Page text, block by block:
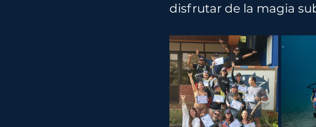
disfrutar de la magia